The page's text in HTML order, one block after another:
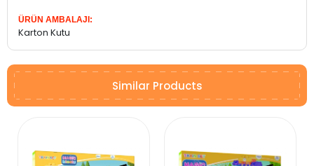
ÜRÜN AMBALAJI:
Karton Kutu
Similar Products